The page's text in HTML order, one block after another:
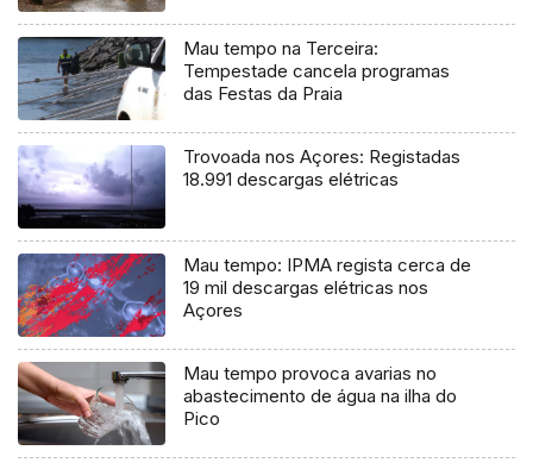
Mau tempo na Terceira:
Tempestade cancela programas
das Festas da Praia
Trovoada nos Açores: Registadas
18.991 descargas elétricas
Mau tempo: IPMA regista cerca de
19 mil descargas elétricas nos
Açores
Mau tempo provoca avarias no
abastecimento de água na ilha do
Pico